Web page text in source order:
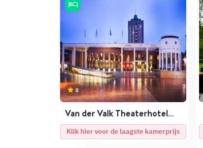
8
Van der Valk Theaterhotel
De Oranjerie
Klik hier voor de laagste kamerprijs